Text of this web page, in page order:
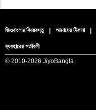
জিওবাংলার বিষয়বস্তু | আমাদের ঠিকানা |
ব্যবহারের শর্তাবলী
© 2010-2026 JiyoBangla